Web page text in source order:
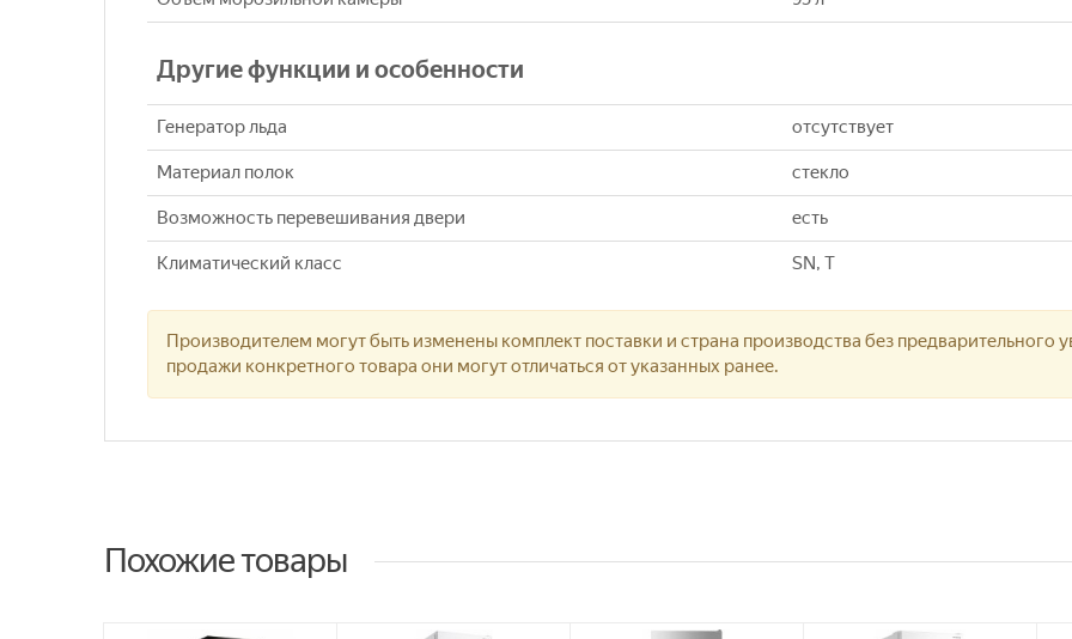
Другие функции и особенности
Генератор льда отсутствует
Материал полок стекло
Возможность перевешивания двери есть
Климатический класс SN, T
Производителем могут быть изменены комплект поставки и страна производства без предварительного
продажи конкретного товара они могут отличаться от указанных ранее.
Похожие товары